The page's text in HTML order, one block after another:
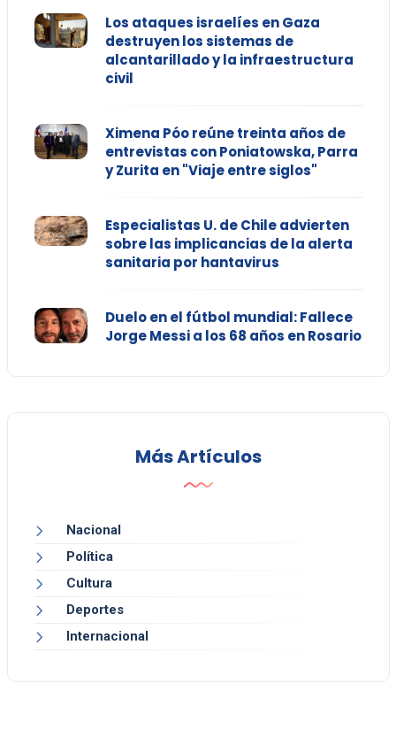
Los ataques israelíes en Gaza
destruyen los sistemas de
alcantarillado y la infraestructura
civil
Ximena Póo reúne treinta años de
entrevistas con Poniatowska, Parra
y Zurita en "Viaje entre siglos"
Especialistas U. de Chile advierten
sobre las implicancias de la alerta
sanitaria por hantavirus
Duelo en el fútbol mundial: Fallece
Jorge Messi a los 68 años en Rosario
Más Artículos
Nacional
Política
Cultura
Deportes
Internacional